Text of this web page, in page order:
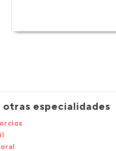
otras especialidades